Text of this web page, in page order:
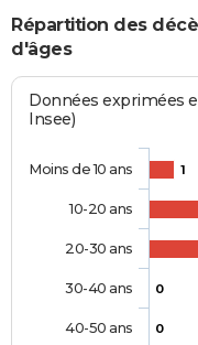
Répartition des
d'âges
Données exprimées
Insee)
1
0
0
Moins de 10 ans
10-20 ans
20-30 ans
30-40 ans
40-50 ans